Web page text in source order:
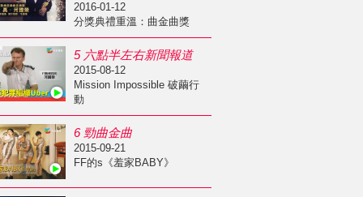
2016-01-12
分獎典禮重溫：曲金曲獎
5 六點半左右新聞報道
2015-08-12
Mission Impossible 破繭行
動
6 勁曲金曲
2015-09-21
FF的s《羞家BABY》